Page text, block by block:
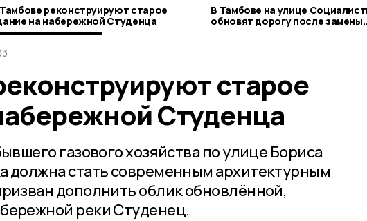
реконструируют старое
на набережной Студенца
В Тамбове на улице
обновят дорогу после замены
тепломагистрали
старое
Студенца
газового хозяйства по улице Бориса
должна стать современным архитектурным
дополнить облик обновлённой,
реки Студенец.